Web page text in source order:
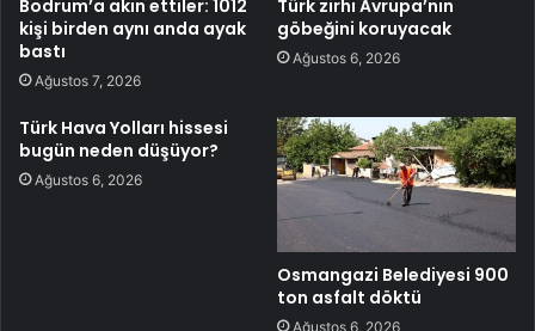
Bodrum’a akın ettiler: 1012
kişi birden aynı anda ayak
bastı
Ağustos 7, 2026
Türk zırhı Avrupa’nın
göbeğini koruyacak
Ağustos 6, 2026
Türk Hava Yolları hissesi
bugün neden düşüyor?
Ağustos 6, 2026
Osmangazi Belediyesi 900
ton asfalt döktü
Ağustos 6, 2026